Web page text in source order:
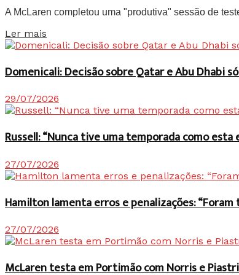
A McLaren completou uma "produtiva" sessão de
Ler mais
Domenicali: Decisão sobre Qatar e Abu Dhabi
29/07/2026
Russell: “Nunca tive uma temporada como
27/07/2026
Hamilton lamenta erros e penalizações:
27/07/2026
McLaren testa em Portimão com Norris e Piastri